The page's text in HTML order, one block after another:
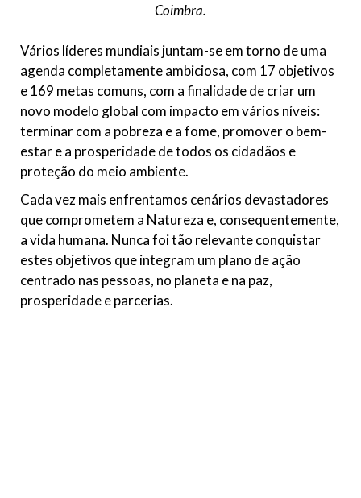
Coimbra.
Vários líderes mundiais juntam-se em torno de uma
agenda completamente ambiciosa, com 17 objetivos
e 169 metas comuns, com a finalidade de criar um
novo modelo global com impacto em vários níveis:
terminar com a pobreza e a fome, promover o bem-
estar e a prosperidade de todos os cidadãos e
proteção do meio ambiente.
Cada vez mais enfrentamos cenários devastadores
que comprometem a Natureza e, consequentemente,
a vida humana. Nunca foi tão relevante conquistar
estes objetivos que integram um plano de ação
centrado nas pessoas, no planeta e na paz,
prosperidade e parcerias.